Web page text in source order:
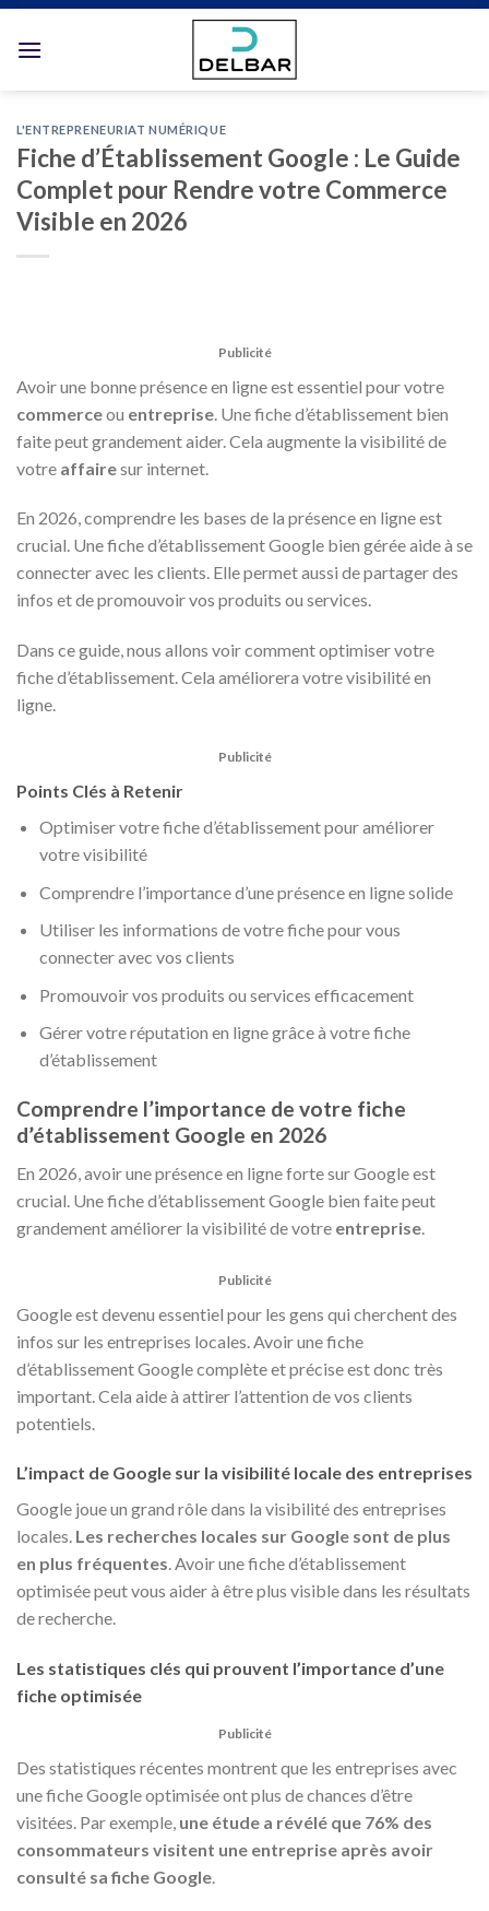
L'ENTREPRENEURIAT NUMÉRIQUE
Fiche d’Établissement Google : Le Guide
Complet pour Rendre votre Commerce
Visible en 2026
Publicité
Avoir une bonne présence en ligne est essentiel pour votre
commerceou entreprise . Une fiche d’établissement bien
faite peut grandement aider. Cela augmente la visibilité de
votre affairesur internet.
En 2026, comprendre les bases de la présence en ligne est
crucial. Une fiche d’établissement Google bien gérée aide à se
connecter avec les clients. Elle permet aussi de partager des
infos et de promouvoir vos produits ou services.
Dans ce guide, nous allons voir comment optimiser votre
fiche d’établissement. Cela améliorera votre visibilité en
ligne.
Publicité
Points Clés à Retenir
Optimiser votre fiche d’établissement pour améliorer
votre visibilité
Comprendre l’importance d’une présence en ligne solide
Utiliser les informations de votre fiche pour vous
connecter avec vos clients
Promouvoir vos produits ou services efficacement
Gérer votre réputation en ligne grâce à votre fiche
d’établissement
Comprendre l’importance de votre fiche
d’établissement Google en 2026
En 2026, avoir une présence en ligne forte sur Google est
crucial. Une fiche d’établissement Google bien faite peut
grandement améliorer la visibilité de votre entreprise
Publicité
Google est devenu essentiel pour les gens qui cherchent des
infos sur les entreprises locales. Avoir une fiche
d’établissement Google complète et précise est donc très
important. Cela aide à attirer l’attention de vos clients
potentiels.
L’impact de Google sur la visibilité locale des entreprises
Google joue un grand rôle dans la visibilité des entreprises
locales. Les recherches locales sur Google sont de plus
en plus fréquentes. Avoir une fiche d’établissement
optimisée peut vous aider à être plus visible dans les résultats
de recherche.
Les statistiques clés qui prouvent l’importance d’une
fiche optimisée
Publicité
Des statistiques récentes montrent que les entreprises avec
une fiche Google optimisée ont plus de chances d’être
visitées. Par exemple, une étude a révélé que 76% des
consommateurs visitent une entreprise après avoir
consulté sa fiche Google.